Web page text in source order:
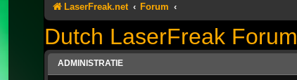
LaserFreak.net Forum
Dutch LaserFreak Forum
ADMINISTRATIE